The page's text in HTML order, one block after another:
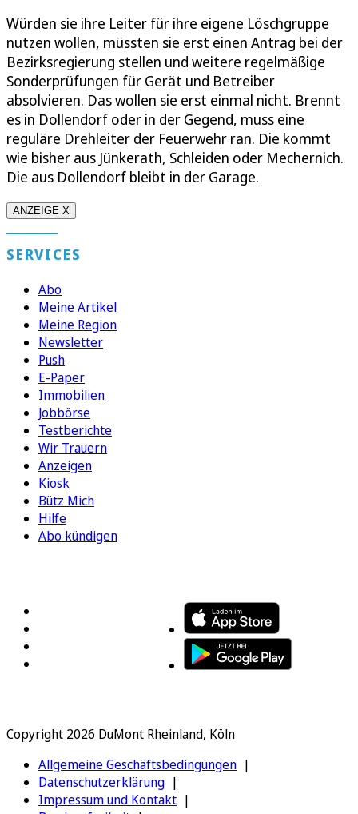
Würden sie ihre Leiter für ihre eigene Löschgruppe
nutzen wollen, müssten sie erst einen Antrag bei der
Bezirksregierung stellen und weitere regelmäßige
Sonderprüfungen für Gerät und Betreiber
absolvieren. Das wollen sie erst einmal nicht. Brennt
es in Dollendorf oder in der Gegend, muss eine
reguläre Drehleiter der Feuerwehr ran. Die kommt
wie bisher aus Jünkerath, Schleiden oder Mechernich.
Die aus Dollendorf bleibt in der Garage.
ANZEIGE X
SERVICES
Abo
Meine Artikel
Meine Region
Newsletter
Push
E-Paper
Immobilien
Jobbörse
Testberichte
Wir Trauern
Anzeigen
Kiosk
Bütz Mich
Hilfe
Abo kündigen
Copyright 2026 DuMont Rheinland, Köln
Allgemeine Geschäftsbedingungen
Datenschutzerklärung
Impressum und Kontakt